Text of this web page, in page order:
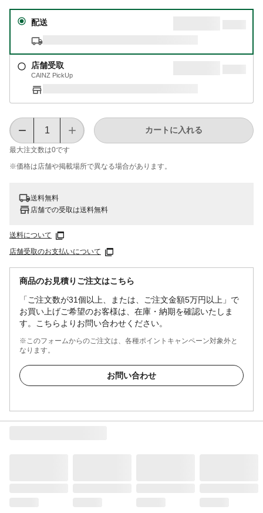
配送
店舗受取
CAINZ PickUp
最大注文数は0です
カートに入れる
※価格は​店舗や​掲載場所で​異なる​場合が​あります。
送料無料
店舗での受取は送料無料
送料について
店舗受取のお支払いについて
商品のお見積りご注文はこちら
「ご注文数が31個以上、または、ご注文金額5万円以上」で
お買い上げご希望のお客様は、在庫・納期を確認いたしま
す。こちらよりお問い合わせください。
※このフォームからのご注文は、各種ポイントキャンペーン対象外と
なります。
お問い合わせ